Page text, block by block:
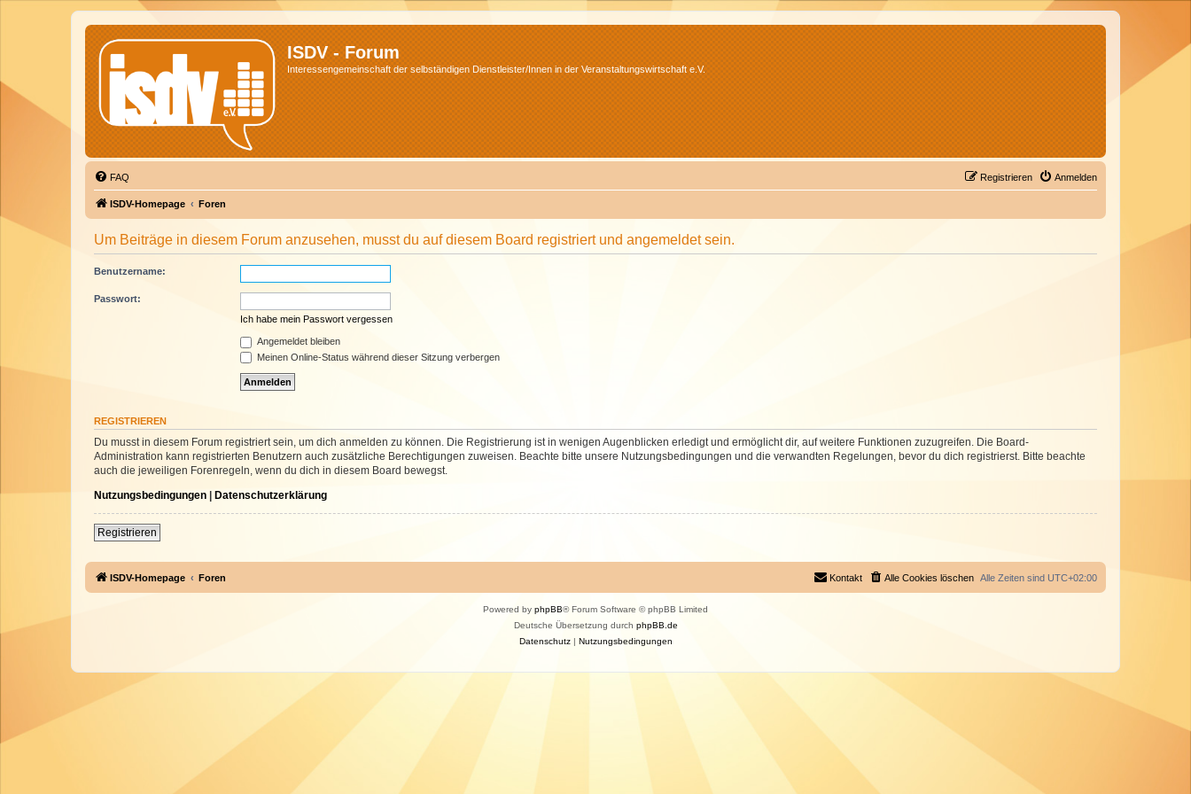
ISDV - Forum
Interessengemeinschaft der selbständigen Dienstleister/Innen in der Veranstaltungswirtschaft e.V.
FAQ Anmelden
Registrieren
ISDV-Homepage Foren
Um Beiträge in diesem Forum anzusehen, musst du auf diesem Board registriert und angemeldet sein.
Benutzername:
Passwort:
Ich habe mein Passwort vergessen
Angemeldet bleiben
Meinen Online-Status während dieser Sitzung verbergen
REGISTRIEREN
Du musst in diesem Forum registriert sein, um dich anmelden zu können. Die Registrierung ist in wenigen Augenblicken erledigt und ermöglicht dir, auf weitere Funktionen zuzugreifen. Die Board-
Administration kann registrierten Benutzern auch zusätzliche Berechtigungen zuweisen. Beachte bitte unsere Nutzungsbedingungen und die verwandten Regelungen, bevor du dich registrierst. Bitte beachte
auch die jeweiligen Forenregeln, wenn du dich in diesem Board bewegst.
Nutzungsbedingungen | Datenschutzerklärung
Registrieren
ISDV-Homepage Foren Alle Zeiten sind UTC+02:00
Alle Cookies löschen
Kontakt
Powered by phpBB® Forum Software © phpBB Limited
Deutsche Übersetzung durch phpBB.de
Datenschutz| Nutzungsbedingungen